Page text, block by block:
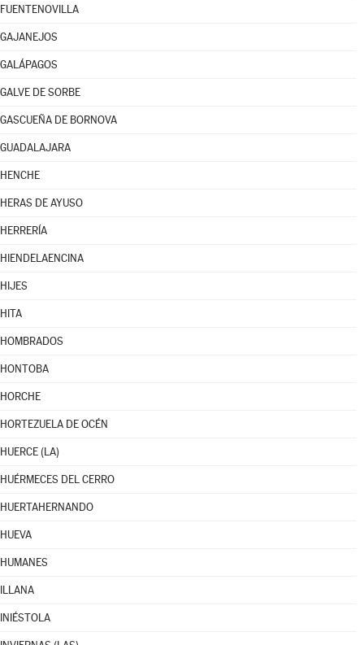
FUENTENOVILLA
GAJANEJOS
GALÁPAGOS
GALVE DE SORBE
GASCUEÑA DE BORNOVA
GUADALAJARA
HENCHE
HERAS DE AYUSO
HERRERÍA
HIENDELAENCINA
HIJES
HITA
HOMBRADOS
HONTOBA
HORCHE
HORTEZUELA DE OCÉN
HUERCE (LA)
HUÉRMECES DEL CERRO
HUERTAHERNANDO
HUEVA
HUMANES
ILLANA
INIÉSTOLA